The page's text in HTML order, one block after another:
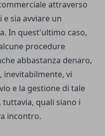
attraverso
sia avviare un
In quest'ultimo caso,
procedure
abbastanza denaro,
inevitabilmente, vi
e la gestione di tale
quali siano i
incontro.